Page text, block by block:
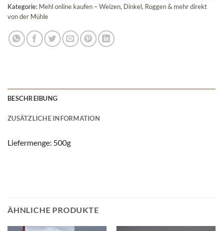
Kategorie: Mehl online kaufen – Weizen, Dinkel, Roggen & mehr direkt
von der Mühle
BESCHREIBUNG
ZUSÄTZLICHE INFORMATION
Liefermenge: 500g
ÄHNLICHE PRODUKTE